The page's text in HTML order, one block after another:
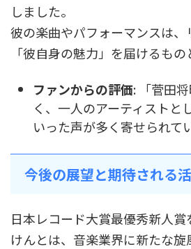
しました。
彼の楽曲やパフォーマンスは、
「彼自身の魅力」を届けるもの
ファンからの評価: 「菅田
く、一人のアーティストと
いった声が多く寄せられて
今後の展望と期待される
日本レコード大賞最優秀新人
けんとは、音楽業界に新たな